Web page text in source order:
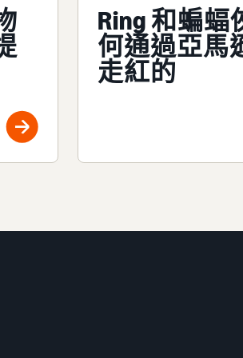
Ring 和蝙蝠
何通過亞馬
走紅的